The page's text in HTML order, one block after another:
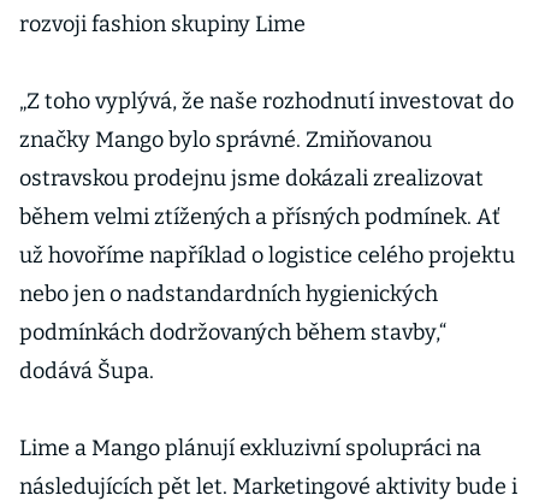
rozvoji fashion skupiny Lime
„Z toho vyplývá, že naše rozhodnutí investovat do
značky Mango bylo správné. Zmiňovanou
ostravskou prodejnu jsme dokázali zrealizovat
během velmi ztížených a přísných podmínek. Ať
už hovoříme například o logistice celého projektu
nebo jen o nadstandardních hygienických
podmínkách dodržovaných během stavby,“
dodává Šupa.
Lime a Mango plánují exkluzivní spolupráci na
následujících pět let. Marketingové aktivity bude i